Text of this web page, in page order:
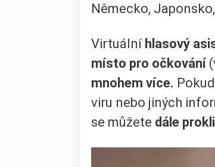
Německo,
Virtuální hlasový
místo pro očkování
mnohem více.
viru nebo jiných
se můžete dále